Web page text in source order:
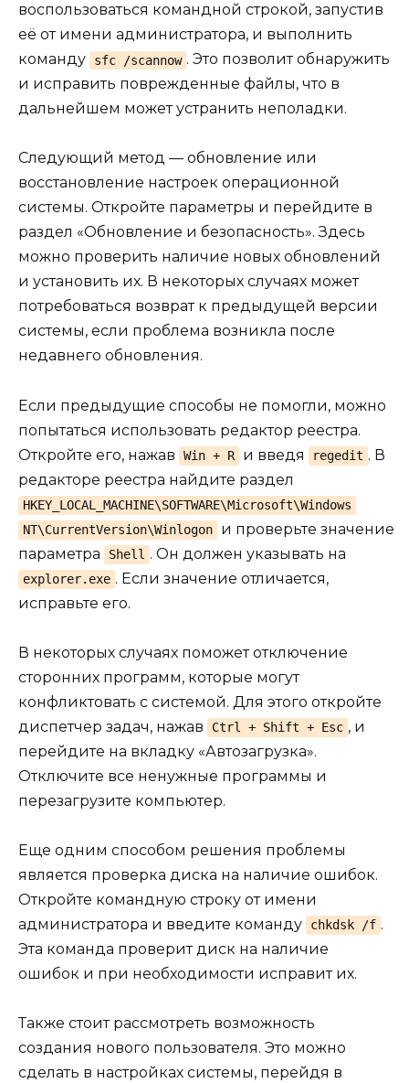
воспользоваться командной строкой, запустив
её от имени администратора, и выполнить
команду
sfc /scannow . Это позволит обнаружить
и исправить поврежденные файлы, что в
дальнейшем может устранить неполадки.
Следующий метод — обновление или
восстановление настроек операционной
системы. Откройте параметры и перейдите в
раздел «Обновление и безопасность». Здесь
можно проверить наличие новых обновлений
и установить их. В некоторых случаях может
потребоваться возврат к предыдущей версии
системы, если проблема возникла после
недавнего обновления.
Если предыдущие способы не помогли, можно
попытаться использовать редактор реестра.
Откройте его, нажав
Win + R и введя regedit . В
редакторе реестра найдите раздел
HKEY_LOCAL_MACHINE\SOFTWARE\Microsoft\Windows
NT\CurrentVersion\Winlogon
и проверьте значение
параметра
Shell . Он должен указывать на
explorer.exe . Если значение отличается,
исправьте его.
В некоторых случаях поможет отключение
сторонних программ, которые могут
конфликтовать с системой. Для этого откройте
диспетчер задач, нажав
Ctrl + Shift + Esc , и
перейдите на вкладку «Автозагрузка».
Отключите все ненужные программы и
перезагрузите компьютер.
Еще одним способом решения проблемы
является проверка диска на наличие ошибок.
Откройте командную строку от имени
администратора и введите команду
chkdsk /f .
Эта команда проверит диск на наличие
ошибок и при необходимости исправит их.
Также стоит рассмотреть возможность
создания нового пользователя. Это можно
сделать в настройках системы, перейдя в